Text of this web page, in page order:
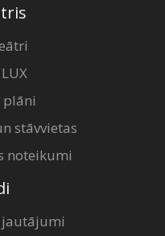
stāvvietas
noteikumi
jautājumi